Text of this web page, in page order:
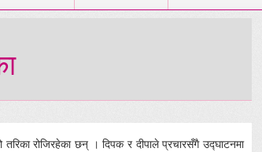
तरिका रोजिरहेका छन् । दिपक र दीपाले प्रचारसँगै उद्घाटनमा